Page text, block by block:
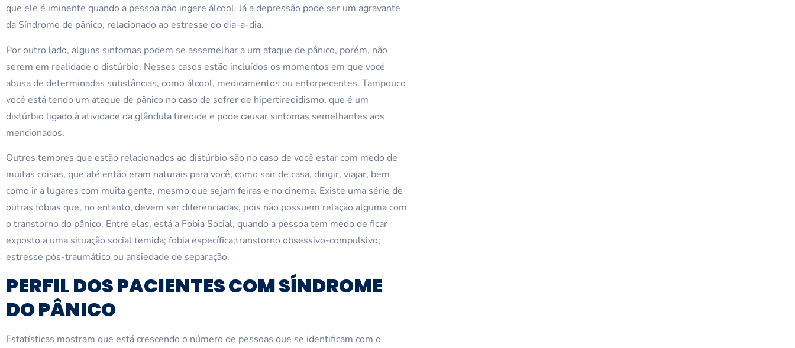
que ele é iminente quando a pessoa não ingere álcool. Já a depressão pode ser um agravante
da Síndrome de pânico, relacionado ao estresse do dia-a-dia.
Por outro lado, alguns sintomas podem se assemelhar a um ataque de pânico, porém, não
serem em realidade o distúrbio. Nesses casos estão incluídos os momentos em que você
abusa de determinadas substâncias, como álcool, medicamentos ou entorpecentes. Tampouco
você está tendo um ataque de pânico no caso de sofrer de hipertireoidismo, que é um
distúrbio ligado à atividade da glândula tireoide e pode causar sintomas semelhantes aos
mencionados.
Outros temores que estão relacionados ao distúrbio são no caso de você estar com medo de
muitas coisas, que até então eram naturais para você, como sair de casa, dirigir, viajar, bem
como ir a lugares com muita gente, mesmo que sejam feiras e no cinema. Existe uma série de
outras fobias que, no entanto, devem ser diferenciadas, pois não possuem relação alguma com
o transtorno do pânico. Entre elas, está a Fobia Social, quando a pessoa tem medo de ficar
exposto a uma situação social temida; fobia específica;transtorno obsessivo-compulsivo;
estresse pós-traumático ou ansiedade de separação.
PERFIL DOS PACIENTES COM SÍNDROME
DO PÂNICO
Estatísticas mostram que está crescendo o número de pessoas que se identificam com o